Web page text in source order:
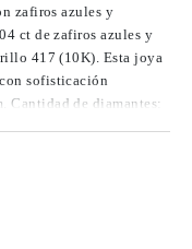
zafiros azules y
ct de zafiros azules y
417 (10K). Esta joya
sofisticación
Cantidad de diamantes: